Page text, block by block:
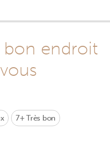
bon endroit
7+Très bon